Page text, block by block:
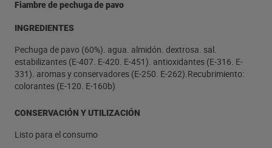
Fiambre de pechuga de pavo
INGREDIENTES
Pechuga de pavo (60%). agua. almidón. dextrosa. sal.
estabilizantes (E-407. E-420. E-451). antioxidantes (E-316. E-
331). aromas y conservadores (E-250. E-262).Recubrimiento:
colorantes (E-120. E-160b)
CONSERVACIÓN Y UTILIZACIÓN
Listo para el consumo